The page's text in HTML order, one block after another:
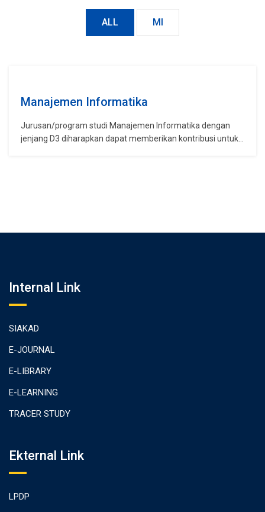
ALL MI
Manajemen Informatika
Jurusan/program studi Manajemen Informatika dengan
jenjang D3 diharapkan dapat memberikan kontribusi untuk
Internal Link
SIAKAD
E-JOURNAL
E-LIBRARY
E-LEARNING
TRACER STUDY
Ekternal Link
LPDP